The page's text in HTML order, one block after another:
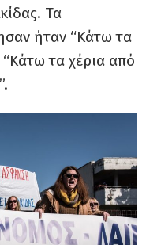
Τα
ήταν “Κάτω τα
τα χέρια από